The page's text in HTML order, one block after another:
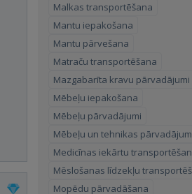
Malkas transportēšana
Mantu iepakošana
Mantu pārvešana
Matraču transportēšana
Mazgabarīta kravu pārvadājumi
Mēbeļu iepakošana
Mēbeļu pārvadājumi
Mēbeļu un tehnikas
Medicīnas iekārtu
Mēslošanas līdzekļu
Mopēdu pārvadāšana